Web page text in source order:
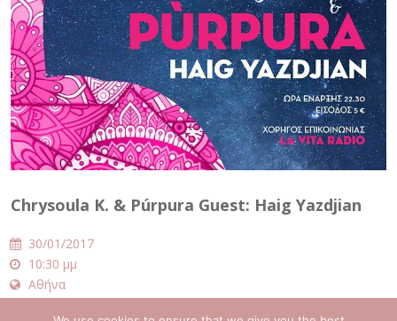
Chrysoula K. & Púrpura Guest: Haig Yazdjian
30/01/2017
10:30 μμ
Αθήνα